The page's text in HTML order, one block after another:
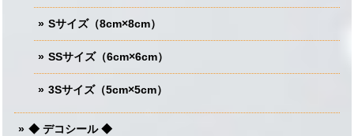
Sサイズ（8cm×8cm）
SSサイズ（6cm×6cm）
3Sサイズ（5cm×5cm）
◆ デコシール ◆